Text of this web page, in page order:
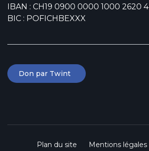
IBAN : CH19 0900 0000 1000 2620 4
BIC : POFICHBEXXX
Don par Twint
Plan du site Mentions légales